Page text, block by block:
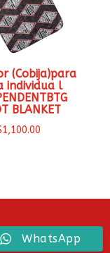
(Cobija)para
individua l
BLANKET
1,100.00
WhatsApp